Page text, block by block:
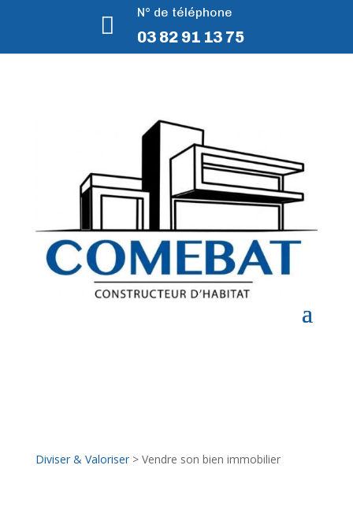
 N° de téléphone
03 82 91 13 75
Diviser & Valoriser> Vendre son bien immobilier